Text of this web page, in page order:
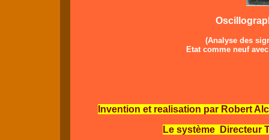
(Analyse des
Etat comme neuf
Invention et realisation par Robert
Le système Directeur